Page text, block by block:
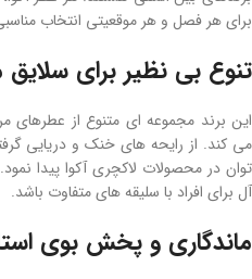
برای هر فصل و هر موقعیتی انتخاب
تنوع بی‌ نظیر برای
این برند مجموعه‌ ای متنوع از عطرهای
می ‌کند. از رایحه ‌های خنک و دریایی
توان در محصولات لاکچری آکوا پیدا
‌آل برای افراد با سلیقه ‌های متفاوت باشد.
ماندگاری و پخش بوی